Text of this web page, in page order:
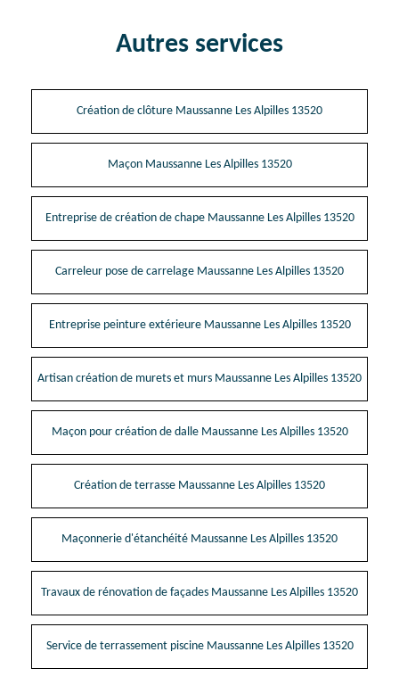
Autres services
Création de clôture Maussanne Les Alpilles 13520
Maçon Maussanne Les Alpilles 13520
Entreprise de création de chape Maussanne Les Alpilles 13520
Carreleur pose de carrelage Maussanne Les Alpilles 13520
Entreprise peinture extérieure Maussanne Les Alpilles 13520
Artisan création de murets et murs Maussanne Les Alpilles 13520
Maçon pour création de dalle Maussanne Les Alpilles 13520
Création de terrasse Maussanne Les Alpilles 13520
Maçonnerie d'étanchéité Maussanne Les Alpilles 13520
Travaux de rénovation de façades Maussanne Les Alpilles 13520
Service de terrassement piscine Maussanne Les Alpilles 13520